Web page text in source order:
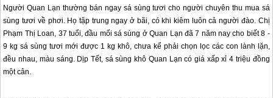
NgườiQuan Lạn thường bán ngay sá sùng tươi cho người chuyên thu mua sá
sùng tươi về phơi. Họ tập trung ngay ở bãi, có khi kiêm luôn cả người đào. Chị
Phạm Thị Loan, 37 tuổi, đầu mối sá sùng ởQuan Lạn đã 7 năm nay cho biết 8 -
9 kg sá sùng tươi mới được 1 kg khô, chưa kể phải chọn lọc các con lành lặn,
đều nhau, màu sáng. Dịp Tết, sá sùng khô Quan Lạn có giá xấp xỉ 4 triệu đồng
một cân.